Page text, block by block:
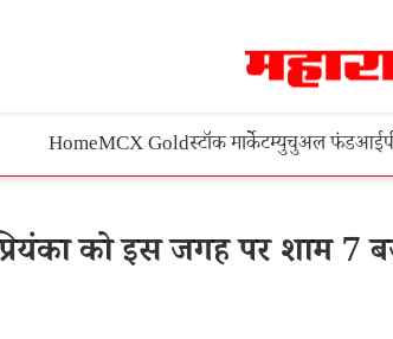
HomeMCX Goldस्टॉक मार्केटम्युचुअल फंड
को इस जगह पर शाम 7